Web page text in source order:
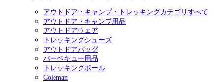
アウトドア・キャンプ・トレッキングカテゴリすべて
アウトドア・キャンプ用品
アウトドアウェア
トレッキングシューズ
アウトドアバッグ
バーベキュー用品
トレッキングポール
Coleman